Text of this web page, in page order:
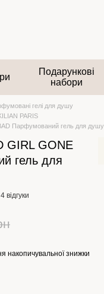
Подарункові
набори
гелі для душу
PARIS
Парфумований гель для душу
GIRL GONE
гель для
4 відгуки
накопичувальної знижки